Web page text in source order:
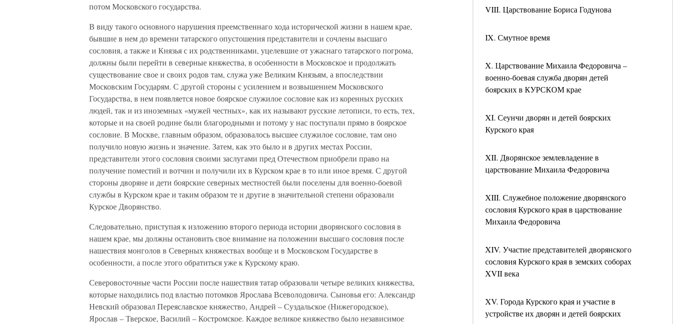
VIII. Царствование Бориса Годунова
IX. Смутное время
X. Царствование Михаила Федоровича –
военно-боевая служба дворян детей
боярских в КУРСКОМ крае
XI. Сеунчи дворян и детей боярских
Курского края
XII. Дворянское землевладение в
царствование Михаила Федоровича
XIII. Служебное положение дворянского
сословия Курского края в царствование
Михаила Федоровича
XIV. Участие представителей дворянского
сословия Курского края в земских соборах
XVII века
XV. Города Курского края и участие в
устройстве их дворян и детей боярских
потом Московского государства.
В виду такого основного нарушения преемственнаго хода исторической жизни в нашем крае,
бывшие в нем до времени татарского опустошения представители и сочлены высшаго
сословия, а также и Князья с их родственниками, уцелевшие от ужаснаго татарского погрома,
должны были перейти в северные княжества, в особенности в Московское и продолжать
существование свое и своих родов там, служа уже Великим Князьям, а впоследствии
Московским Государям. С другой стороны с усилением и возвышением Московского
Государства, в нем появляется новое боярское служилое сословие как из коренных русских
людей, так и из иноземных «мужей честных», как их называют русские летописи, то есть, тех,
которые и на своей родине были благородными и потому у нас поступали прямо в боярское
сословие. В Москве, главным образом, образовалось высшее служилое сословие, там оно
получило новую жизнь и значение. Затем, как это было и в других местах России,
представители этого сословия своими заслугами пред Отечеством приобрели право на
получение поместий и вотчин и получили их в Курском крае в то или иное время. С другой
стороны дворяне и дети боярские северных местностей были поселены для военно-боевой
службы в Курском крае и таким образом те и другие в значительной степени образовали
Курское Дворянство.
Следовательно, приступая к изложению второго периода истории дворянского сословия в
нашем крае, мы должны остановить свое внимание на положении высшаго сословия после
нашествия монголов в Северных княжествах вообще и в Московском Государстве в
особенности, а после этого обратиться уже к Курскому краю.
Северовосточные части России после нашествия татар образовали четыре великих княжества,
которые находились под властью потомков Ярослава Всеволодовича. Сыновья его: Александр
Невский образовал Переяславское княжество, Андрей – Суздальское (Нижегородское),
Ярослав – Тверское, Василий – Костромское. Каждое великое княжество было независимое